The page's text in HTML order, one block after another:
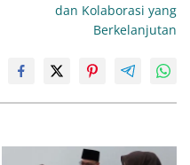
dan Kolaborasi yang
Berkelanjutan